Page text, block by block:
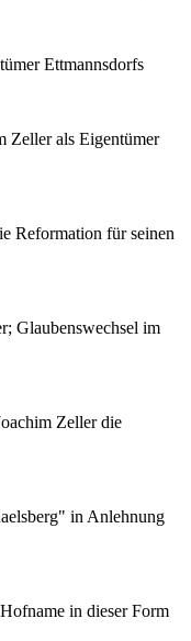
Ettmannsdorfs
Zeller als Eigentümer
Reformation für seinen
Glaubenswechsel im
Zeller die
in Anlehnung
in dieser Form